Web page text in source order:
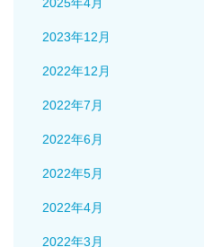
2023年12月
2022年12月
2022年7月
2022年6月
2022年5月
2022年4月
2022年3月